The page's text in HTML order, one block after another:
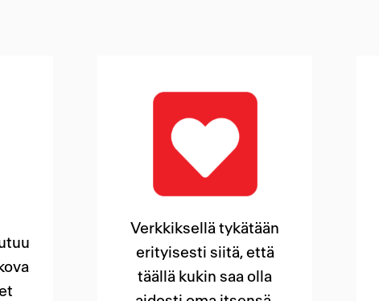
Verkkiksellä tykätään
erityisesti siitä, että
täällä kukin saa olla